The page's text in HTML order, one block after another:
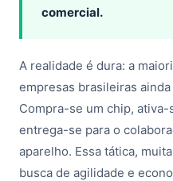
comercial.
A realidade é dura: a
empresas brasileiras ainda
Compra-se um chip,
entrega-se para o
aparelho. Essa tática,
busca de agilidade e